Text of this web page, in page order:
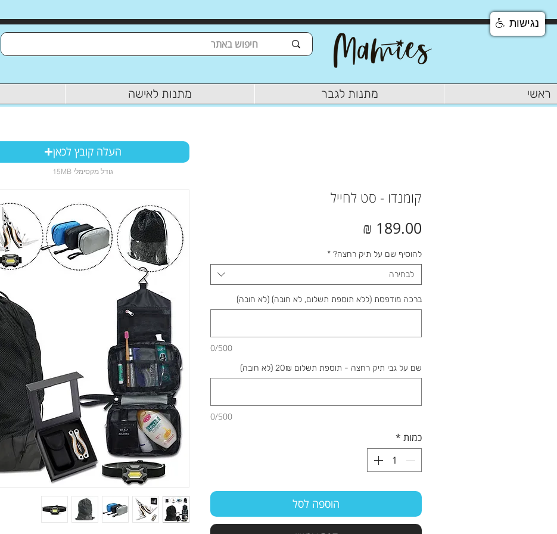
ראשי מתנות לגבר מתנות לאישה
קומנדו - סט לחייל
להוסיף שם על תיק רחצה? *
לבחירה
ברכה מודפסת (ללא תוספת תשלום, לא חובה) (לא חובה)
0/500
שם על גבי תיק רחצה - תוספת תשלום 20₪ (לא חובה)
0/500
כמות *
הוספה לסל
העלה קובץ לכאן
15MB גודל מקסימלי
נגישות